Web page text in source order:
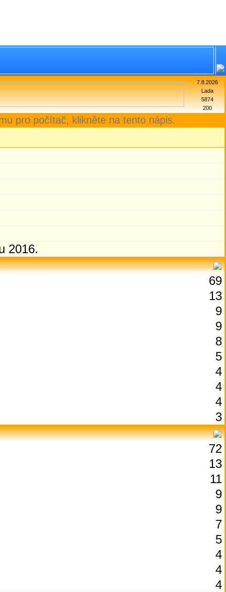
7.8.2026
Lada
5874
200
pro počítač, klikněte na tento nápis.
2016.
69
13
9
9
8
5
4
4
4
3
72
13
11
9
9
7
5
4
4
4